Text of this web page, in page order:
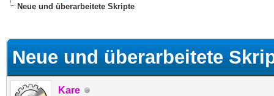
Neue und überarbeitete Skripte
Neue und überarbeitete
Kare